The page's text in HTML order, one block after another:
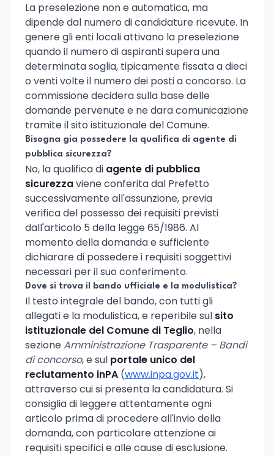
La preselezione non e automatica, ma
dipende dal numero di candidature ricevute. In
genere gli enti locali attivano la preselezione
quando il numero di aspiranti supera una
determinata soglia, tipicamente fissata a dieci
o venti volte il numero dei posti a concorso. La
commissione decidera sulla base delle
domande pervenute e ne dara comunicazione
tramite il sito istituzionale del Comune.
Bisogna gia possedere la qualifica di agente di
pubblica sicurezza?
No, la qualifica di agente di pubblica
sicurezzaviene conferita dal Prefetto
successivamente all'assunzione, previa
verifica del possesso dei requisiti previsti
dall'articolo 5 della legge 65/1986. Al
momento della domanda e sufficiente
dichiarare di possedere i requisiti soggettivi
necessari per il suo conferimento.
Dove si trova il bando ufficiale e la modulistica?
Il testo integrale del bando, con tutti gli
allegati e la modulistica, e reperibile sul sito
istituzionale del Comune di Teglio, nella
sezioneAmministrazione Trasparente – Bandi
di concorso, e sul portale unico del
reclutamento inPA (www.inpa.gov.it),
attraverso cui si presenta la candidatura. Si
consiglia di leggere attentamente ogni
articolo prima di procedere all'invio della
domanda, con particolare attenzione ai
requisiti specifici e alle cause di esclusione.